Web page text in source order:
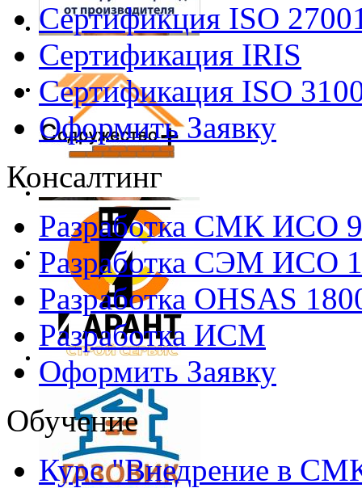
Сертификция ISO
Сертификация IRIS
Сертификация ISO
Оформить Заявку
Консалтинг
Разработка СМК ИСО
Разработка СЭМ ИСО
Разработка OHSAS
Разработка ИСМ
Оформить Заявку
Обучение
Курс "Внедрение в